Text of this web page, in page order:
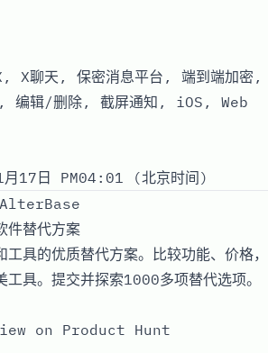
X聊天, 保密消息平台, 端到端加密,
, 编辑/删除, 截屏通知, iOS, Web
月17日 PM04:01 (北京时间)
件替代方案
工具的优质替代方案。比较功能、价格，
工具。提交并探索1000多项替代选项。
on Product Hunt